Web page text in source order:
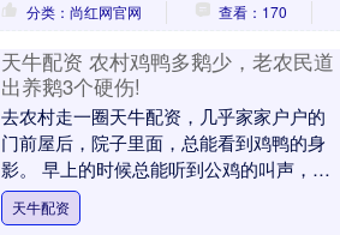
分类：尚红网官网
查看：170
天牛配资 农村鸡鸭多鹅少，老农民道
出养鹅3个硬伤!
去农村走一圈天牛配资，几乎家家户户的
门前屋后，院子里面，总能看到鸡鸭的身
影。 早上的时候总能听到公鸡的叫声，中
午的时候能听到母鸡下蛋的叫声。 在池塘
里面能看到鸭....
天牛配资